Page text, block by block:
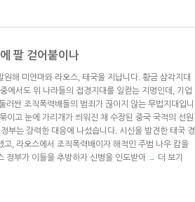
팔 걷어붙이나
해 미얀마와 라오스, 태국을 지납니다. 황금 삼각지대
서도 위 나라들의 접경지대를 일컫는 지명인데, 기업
러싼 조직폭력배들의 범죄가 끊이지 않는 무법지대입니
이고 눈에 가리개가 씌워진 채 수장된 중국 국적의 선원
부는 강력한 대응에 나섰습니다. 시신을 발견한 태국 경
, 라오스에서 조직폭력배이자 해적인 주범 나우 캄을
정부가 이들을 추방하자 신병을 인도받아 → 더 보기